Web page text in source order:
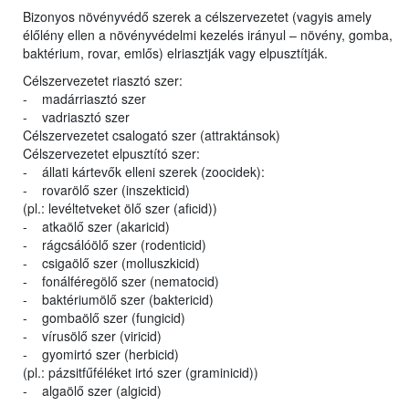
Bizonyos növényvédő szerek a célszervezetet (vagyis amely
élőlény ellen a növényvédelmi kezelés irányul – növény, gomba,
baktérium, rovar, emlős) elriasztják vagy elpusztítják.
Célszervezetet riasztó szer:
- madárriasztó szer
- vadriasztó szer
Célszervezetet csalogató szer (attraktánsok)
Célszervezetet elpusztító szer:
- állati kártevők elleni szerek (zoocidek):
- rovarölő szer (inszekticid)
(pl.: levéltetveket ölő szer (aficid))
- atkaölő szer (akaricid)
- rágcsálóölő szer (rodenticid)
- csigaölő szer (molluszkicid)
- fonálféregölő szer (nematocid)
- baktériumölő szer (baktericid)
- gombaölő szer (fungicid)
- vírusölő szer (viricid)
- gyomirtó szer (herbicid)
(pl.: pázsitfűféléket irtó szer (graminicid))
- algaölő szer (algicid)